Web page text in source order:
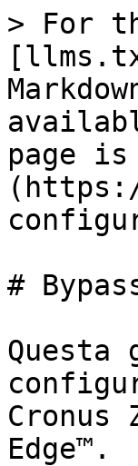
> For
page
#
Cronus
Edge™.